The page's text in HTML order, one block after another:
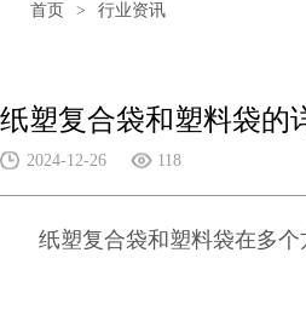
首页 > 行业资讯
纸塑复合袋和塑料袋的
2024-12-26 118
纸塑复合袋和塑料袋在多